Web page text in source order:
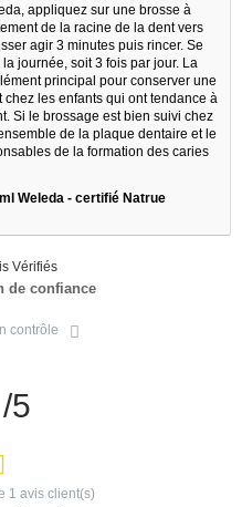
appliquez sur une brosse à
de la racine de la dent vers
agir 3 minutes puis rincer. Se
journée, soit 3 fois par jour. La
principal pour conserver une
les enfants qui ont tendance à
Si le brossage est bien suivi chez
de la plaque dentaire et le
de la formation des caries
Weleda - certifié Natrue
de confiance
contrôle
/5
1 avis client(s)